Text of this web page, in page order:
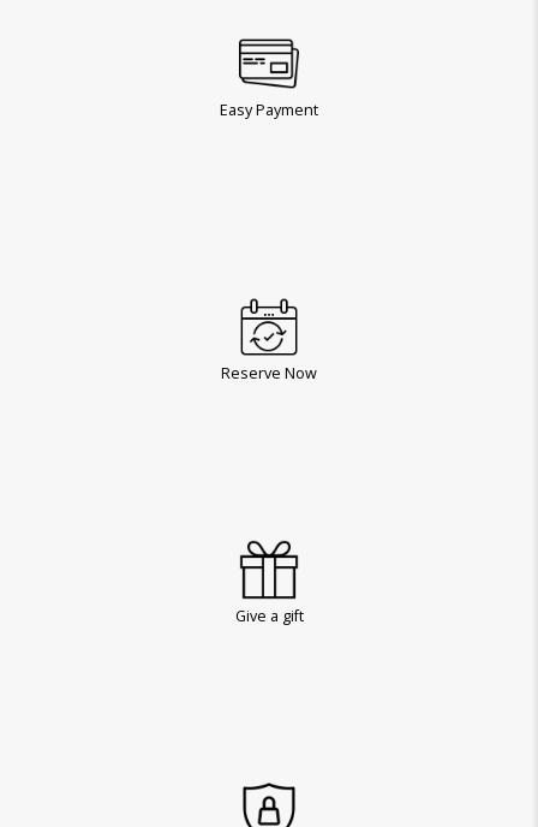
Easy Payment
Reserve Now
Give a gift